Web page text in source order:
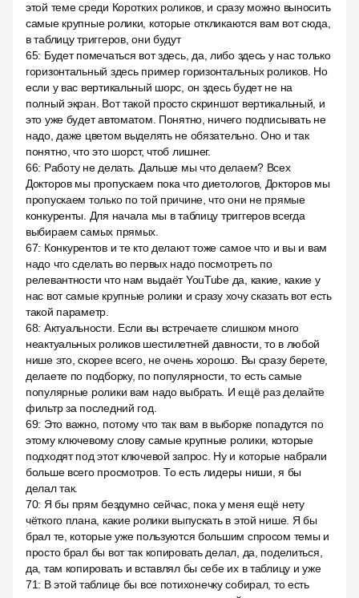
этой теме среди Коротких роликов, и сразу можно выносить
самые крупные ролики, которые откликаются вам вот сюда,
в таблицу триггеров, они будут
65: Будет помечаться вот здесь, да, либо здесь у нас только
горизонтальный здесь пример горизонтальных роликов. Но
если у вас вертикальный шорс, он здесь будет не на
полный экран. Вот такой просто скриншот вертикальный, и
это уже будет автоматом. Понятно, ничего подписывать не
надо, даже цветом выделять не обязательно. Оно и так
понятно, что это шорст, чтоб лишнег.
66: Работу не делать. Дальше мы что делаем? Всех
Докторов мы пропускаем пока что диетологов, Докторов мы
пропускаем только по той причине, что они не прямые
конкуренты. Для начала мы в таблицу триггеров всегда
выбираем самых прямых.
67: Конкурентов и те кто делают тоже самое что и вы и вам
надо что сделать во первых надо посмотреть по
релевантности что нам выдаёт YouTube да, какие, какие у
нас вот самые крупные ролики и сразу хочу сказать вот есть
такой параметр.
68: Актуальности. Если вы встречаете слишком много
неактуальных роликов шестилетней давности, то в любой
нише это, скорее всего, не очень хорошо. Вы сразу берете,
делаете по подборку, по популярности, то есть самые
популярные ролики вам надо выбрать. И ещё раз делайте
фильтр за последний год.
69: Это важно, потому что так вам в выборке попадутся по
этому ключевому слову самые крупные ролики, которые
подходят под этот ключевой запрос. Ну и которые набрали
больше всего просмотров. То есть лидеры ниши, я бы
делал так.
70: Я бы прям бездумно сейчас, пока у меня ещё нету
чёткого плана, какие ролики выпускать в этой нише. Я бы
брал те, которые уже пользуются большим спросом темы и
просто брал бы вот так копировать делал, да, поделиться,
да, там копировать и вставлял бы себе их в таблицу и уже
71: В этой таблице бы все потихонечку собирал, то есть